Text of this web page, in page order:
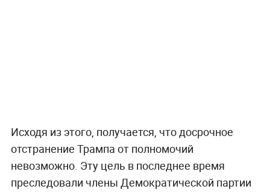
Исходя из этого, получается, что досрочное
отстранение Трампа от полномочий
невозможно. Эту цель в последнее время
преследовали члены Демократической партии